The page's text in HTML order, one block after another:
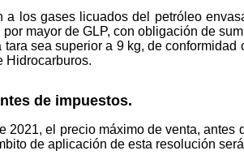
los gases licuados del petróleo
mayor de GLP, con obligación de
sea superior a 9 kg, de
Hidrocarburos.
de impuestos.
2021, el precio máximo de venta,
de aplicación de esta resolución